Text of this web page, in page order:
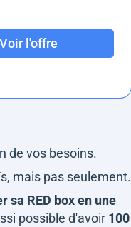
Voir l'offre
de vos besoins.
mais pas seulement.
sa RED box en une
possible d'avoir 100